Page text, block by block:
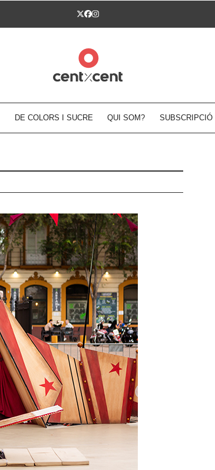
Twitter
Facebook
Instagram
DE COLORS I SUCRE QUI SOM? SUBSCRIPCIÓ